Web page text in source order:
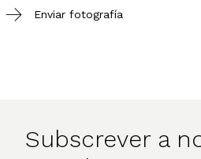
Enviar fotografía
Subscrever a